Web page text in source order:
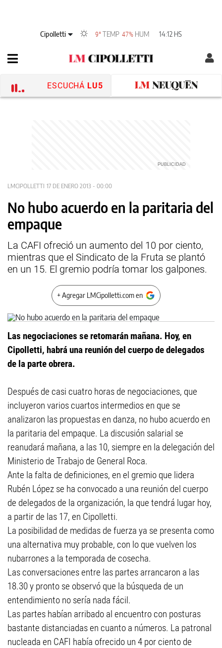
Cipolletti 9°TEMP 47% HUM 14:12 HS
ESCUCHÁ LU5
LMCIPOLLETTI 17 DE ENERO 2013 - 00:00
No hubo acuerdo en la paritaria del
empaque
La CAFI ofreció un aumento del 10 por ciento,
mientras que el Sindicato de la Fruta se plantó
en un 15. El gremio podría tomar los galpones.
+ Agregar LMCipolletti.com en
Las negociaciones se retomarán mañana. Hoy, en
Cipolletti, habrá una reunión del cuerpo de delegados
de la parte obrera.
Después de casi cuatro horas de negociaciones, que
incluyeron varios cuartos intermedios en que se
analizaron las propuestas en danza, no hubo acuerdo en
la paritaria del empaque. La discusión salarial se
reanudará mañana, a las 10, siempre en la delegación del
Ministerio de Trabajo de General Roca.
Ante la falta de definiciones, en el gremio que lidera
Rubén López se ha convocado a una reunión del cuerpo
de delegados de la organización, la que tendrá lugar hoy,
a partir de las 17, en Cipolletti.
La posibilidad de medidas de fuerza ya se presenta como
una alternativa muy probable, con lo que vuelven los
nubarrones a la temporada de cosecha.
Las conversaciones entre las partes arrancaron a las
18.30 y pronto se observó que la búsqueda de un
entendimiento no sería nada fácil.
Las partes habían arribado al encuentro con posturas
bastante distanciadas en cuanto a números. La patronal
nucleada en CAFI había ofrecido un 4 por ciento de